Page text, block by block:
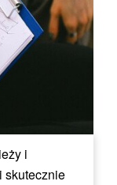
i
skutecznie